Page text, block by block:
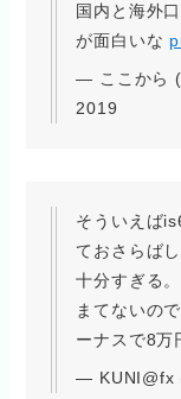
国内と海外
が面白いな
— ここから
2019
そういえば
ておさらば
十分すぎる。
まてないの
ーナスで8万
— KUNI@fx